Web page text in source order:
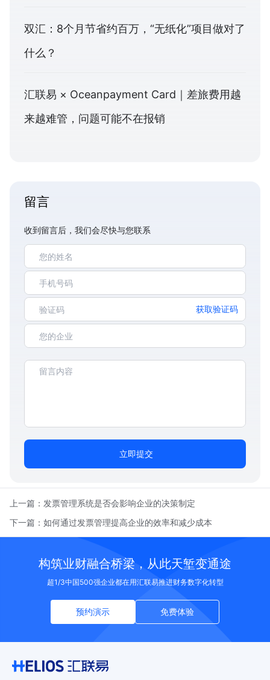
双汇：8个月节省约百万，“无纸化”项目做对了
什么？
汇联易 × Oceanpayment Card｜差旅费用越
来越难管，问题可能不在报销
留言
收到留言后，我们会尽快与您联系
获取验证码
立即提交
上一篇： 发票管理系统是否会影响企业的决策制定
下一篇： 如何通过发票管理提高企业的效率和减少成本
构筑业财融合桥梁，从此天堑变通途
超1/3中国500强企业都在用汇联易推进财务数字化转型
预约演示 免费体验